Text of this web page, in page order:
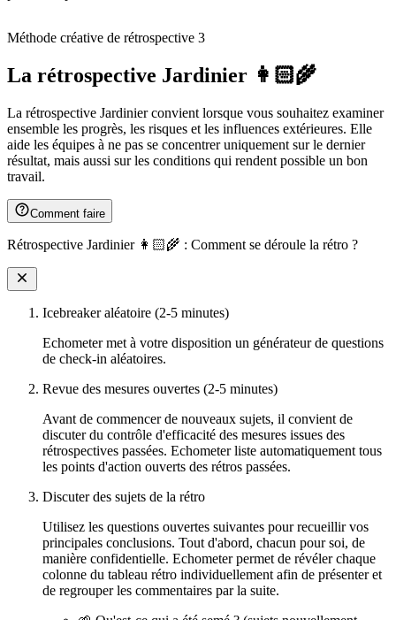
Méthode créative de rétrospective 3
La rétrospective Jardinier 👩🏻‍🌾
La rétrospective Jardinier convient lorsque vous souhaitez examiner
ensemble les progrès, les risques et les influences extérieures. Elle
aide les équipes à ne pas se concentrer uniquement sur le dernier
résultat, mais aussi sur les conditions qui rendent possible un bon
travail.
Comment faire
Rétrospective Jardinier 👩🏻‍🌾 : Comment se déroule la rétro ?
Icebreaker aléatoire (2-5 minutes)
Echometer met à votre disposition un générateur de questions
de check-in aléatoires.
Revue des mesures ouvertes (2-5 minutes)
Avant de commencer de nouveaux sujets, il convient de
discuter du contrôle d'efficacité des mesures issues des
rétrospectives passées. Echometer liste automatiquement tous
les points d'action ouverts des rétros passées.
Discuter des sujets de la rétro
Utilisez les questions ouvertes suivantes pour recueillir vos
principales conclusions. Tout d'abord, chacun pour soi, de
manière confidentielle. Echometer permet de révéler chaque
colonne du tableau rétro individuellement afin de présenter et
de regrouper les commentaires par la suite.